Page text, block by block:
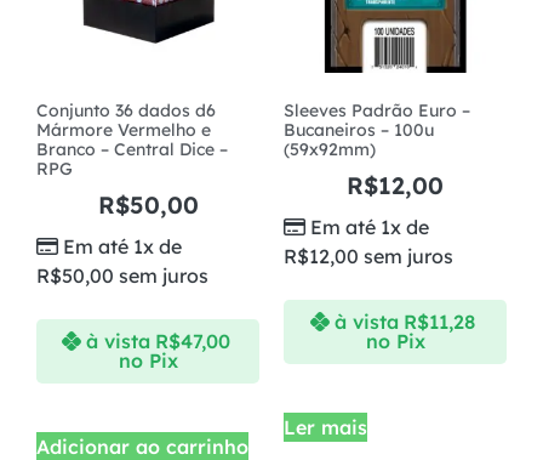
Conjunto 36 dados d6
Mármore Vermelho e
Branco – Central Dice –
RPG
R$50,00
Em até 1x de
R$50,00 sem juros
à vista R$47,00
no Pix
Adicionar ao carrinho
Sleeves Padrão Euro –
Bucaneiros – 100u
(59x92mm)
R$12,00
Em até 1x de
R$12,00 sem juros
à vista R$11,28
no Pix
Ler mais